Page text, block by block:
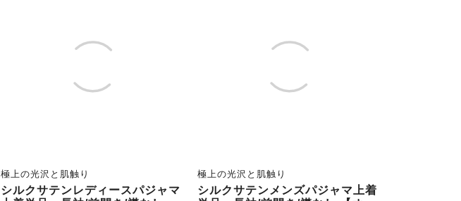
極上の光沢と肌触り
シルクサテンレディースパジャマ
極上の光沢と肌触り
シルクサテンメンズパジャマ上着